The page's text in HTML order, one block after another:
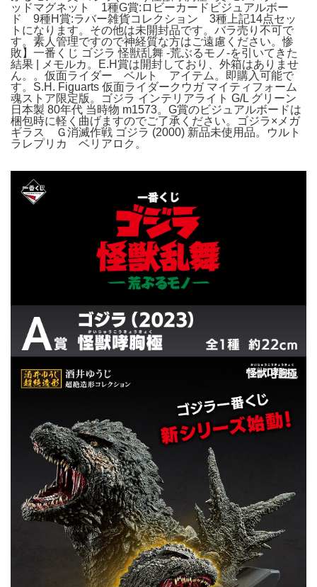
ッドマグネット 1種G賞:ロビーカードビジュアルボー
ド 9種H賞:ラバー雑貨コレクション 3種上記14点セッ
トになります。その他は未開封品です。バラ売り不可で
す。素人管理ですので神経質な方はご遠慮ください。惨
敗】一番くじ ゴジラ 怪獣乱舞 -荒ぶるモノ-を引いてきた
結果 | メモルカ。E.H賞は開封しており、外箱はありませ
ん。。仮面ライダー ベルト アイテム。即購入可能で
す。S.H. Figuarts 仮面ライダークウガ マイティフォーム
魂ストア限定版。ゴジラ インテリアライト G/L グリーン
日本製 80年代 当時物 m1573。G賞のビジュアルボードは
梱包時に軽く曲げますのでご了承ください。ゴジラ×メガ
ギラス Ｇ消滅作戦 ゴジラ (2000) 新品未使用品。ウルト
ラレプリカ ベリアロク。